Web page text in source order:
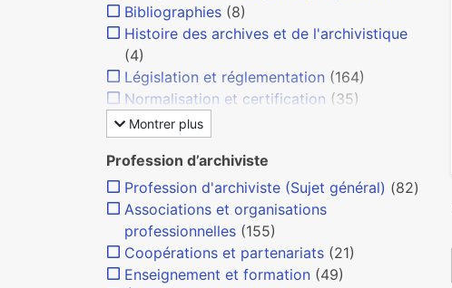
Bibliographies (8)
Histoire des archives et de l'archivistique
(4)
Législation et réglementation (164)
Normalisation et certification (35)
Montrer plus
Profession d’archiviste
Profession d'archiviste (Sujet général) (82)
Associations et organisations
professionnelles (155)
Coopérations et partenariats (21)
Enseignement et formation (49)